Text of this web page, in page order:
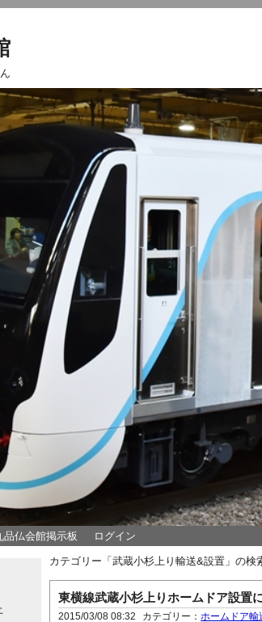
品仏会館掲示板 ログイン
カテゴリー「武蔵小杉上り輸送&設置」の検
東横線武蔵小杉上りホームドア設置
2015/03/08 08:32 カテゴリー： ホームドア輸